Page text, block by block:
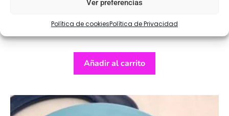
Ver preferencias
Política de cookiesPolítica de Privacidad
€13,50
Añadir al carrito